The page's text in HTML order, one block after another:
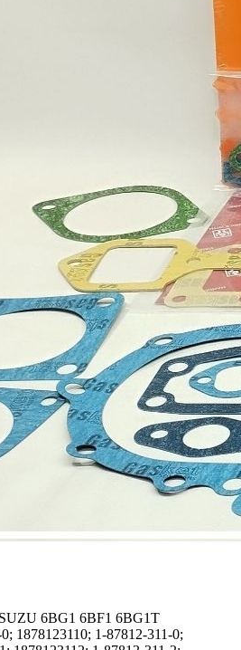
6BG1 6BF1 6BG1T
1878123110; 1-87812-311-0;